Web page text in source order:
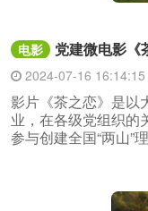
电影 党建微电影《
2024-07-16 16:14:15
影片《茶之恋》是以
业，在各级党组织的
参与创建全国“两山”